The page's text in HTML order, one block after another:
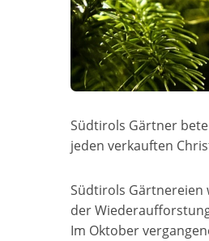
Südtirols Gärtner
jeden verkauften
Südtirols Gärtnereien
der
Im Oktober